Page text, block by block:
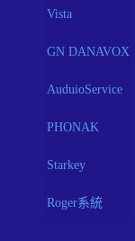
Vista
GN DANAVOX
AuduioService
PHONAK
Starkey
Roger系統